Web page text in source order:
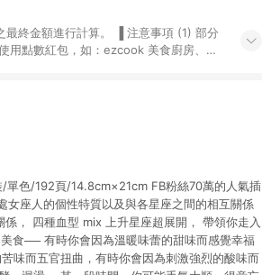
用點數紅包，如：ezcook 美食廚房、樂
以銷售網頁標示為準。 (6) 導購訂
活動詳情以樂天市場網站公告為準。
色/192頁/14.8cm×21cm FB粉絲70萬的人氣插
座人的個性特質以及與各星座之間的相互關係
， 四種血型 mix 上升星座超展開， 帶領你走入
食── 有時你會因為溫暖味蕾的甜味而感覺幸福
味而五官扭曲，有時你會因為刺激強烈的酸味而